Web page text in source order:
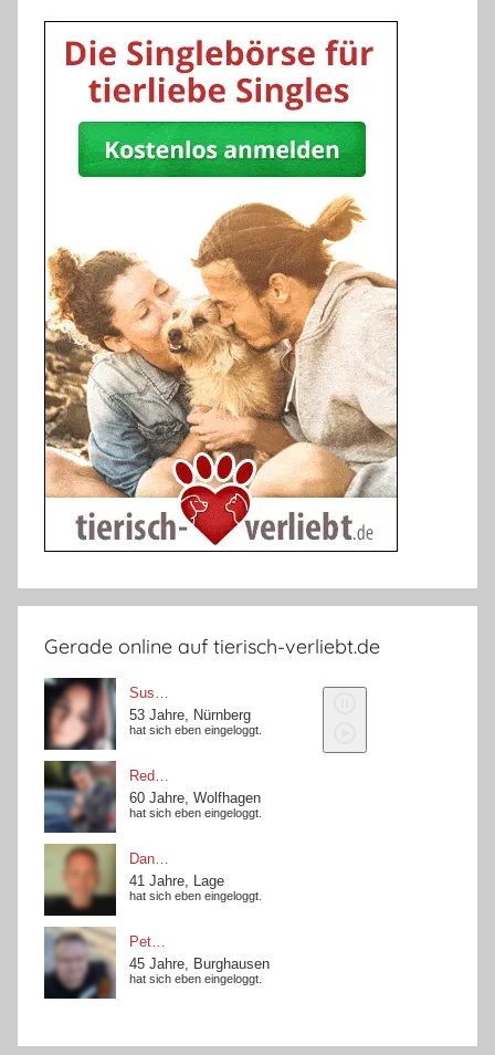
Gerade online auf tierisch-verliebt.de